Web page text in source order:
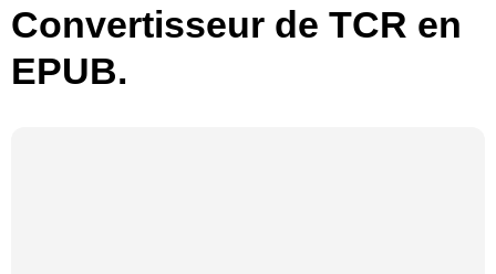
Convertisseur de TCR en
EPUB.